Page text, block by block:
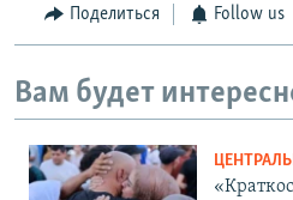
Поделиться Follow us
Вам будет